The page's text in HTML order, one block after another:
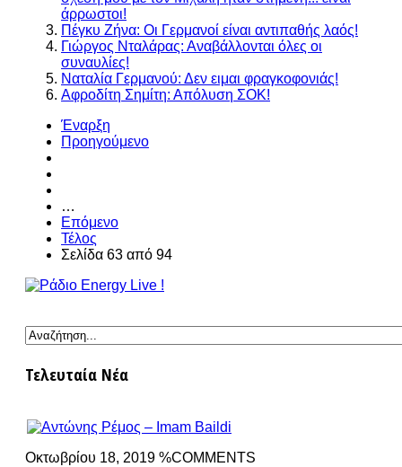
άρρωστοι!
Πέγκυ Ζήνα: Οι Γερμανοί είναι αντιπαθής λαός!
Γιώργος Νταλάρας: Αναβάλλονται όλες οι
συναυλίες!
Ναταλία Γερμανού: Δεν ειμαι φραγκοφονιάς!
Αφροδίτη Σημίτη: Απόλυση ΣΟΚ!
Έναρξη
Προηγούμενο
…
Επόμενο
Τέλος
Σελίδα 63 από 94
Τελευταία Νέα
Οκτωβρίου 18, 2019 %COMMENTS